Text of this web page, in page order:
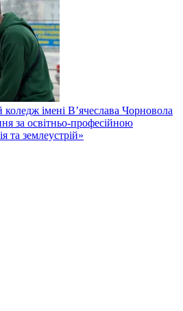
імені В’ячеслава Чорновола
за освітньо-професійною
та землеустрій»